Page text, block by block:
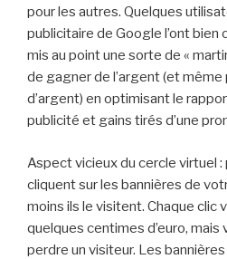
pour les autres. Quelques
publicitaire de Google l’ont bien
mis au point une sorte de «
de gagner de l’argent (et
d’argent) en optimisant le
publicité et gains tirés d’une
Aspect vicieux du cercle virtuel
cliquent sur les bannières de
moins ils le visitent. Chaque clic
quelques centimes d’euro,
perdre un visiteur. Les